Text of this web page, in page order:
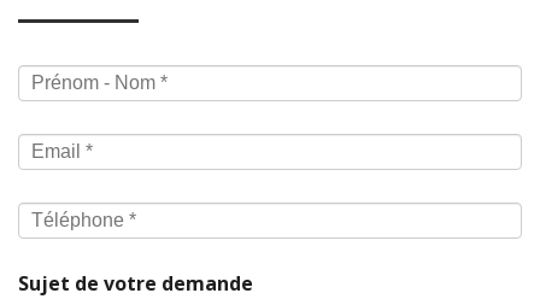
Sujet de votre demande